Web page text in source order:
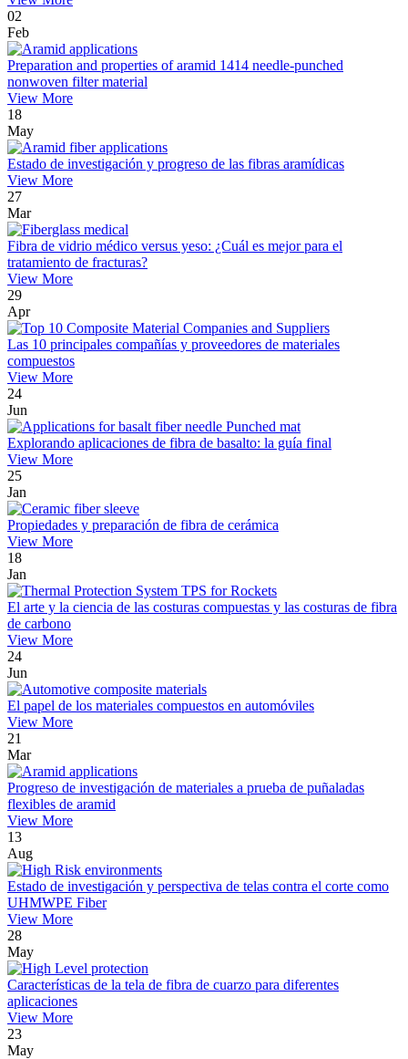
02
Feb
Preparation and properties of aramid 1414 needle-punched
nonwoven filter material
View More
18
May
Estado de investigación y progreso de las fibras aramídicas
View More
27
Mar
Fibra de vidrio médico versus yeso: ¿Cuál es mejor para el
tratamiento de fracturas?
View More
29
Apr
Las 10 principales compañías y proveedores de materiales
compuestos
View More
24
Jun
Explorando aplicaciones de fibra de basalto: la guía final
View More
25
Jan
Propiedades y preparación de fibra de cerámica
View More
18
Jan
El arte y la ciencia de las costuras compuestas y las costuras de fibra
de carbono
View More
24
Jun
El papel de los materiales compuestos en automóviles
View More
21
Mar
Progreso de investigación de materiales a prueba de puñaladas
flexibles de aramid
View More
13
Aug
Estado de investigación y perspectiva de telas contra el corte como
UHMWPE Fiber
View More
28
May
Características de la tela de fibra de cuarzo para diferentes
aplicaciones
View More
23
May